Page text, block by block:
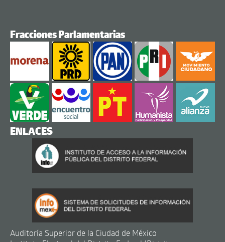
Fracciones Parlamentarias
ENLACES
Auditoría Superior de la Ciudad de México